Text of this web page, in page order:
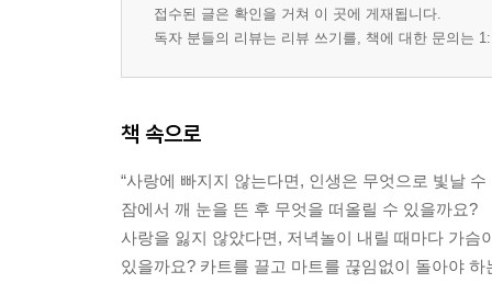
접수된 글은 확인을 거쳐 이 곳에 게재됩니다.
독자 분들의 리뷰는 리뷰 쓰기를, 책에 대한 문의는
책 속으로
“사랑에 빠지지 않는다면, 인생은 무엇으로 빛날
잠에서 깨 눈을 뜬 후 무엇을 떠올릴 수 있을까요?
사랑을 잃지 않았다면, 저녁놀이 내릴 때마다 가슴
있을까요? 카트를 끌고 마트를 끊임없이 돌아야